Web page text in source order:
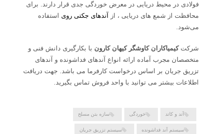
فولادی در محیط دریایی در معرض خوردگی جدی قرار دارند. برای
محافظت از شمع های دریایی ، از
آندهای جکتی روی استفاده
می‌شود.
شرکتکیمیاکاران کاوشگر کیهان کارون با بکارگیری دانش فنی و
متخصصان مجرب آماده ارائه انواع آندهای فداشونده و آندهای
تزریق جریان بر اساس درخواست کارفرما می باشد. جهت دریافت
اطلاعات بیشتر می توانید با واحد فروش تماس بگیرید.
آند و کاتد خوردگی سازه بتن مسلح
سیستم آند فداشونده سیستم تزریق جریان